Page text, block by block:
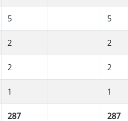
5 5
2 2
2 2
1 1
287 287